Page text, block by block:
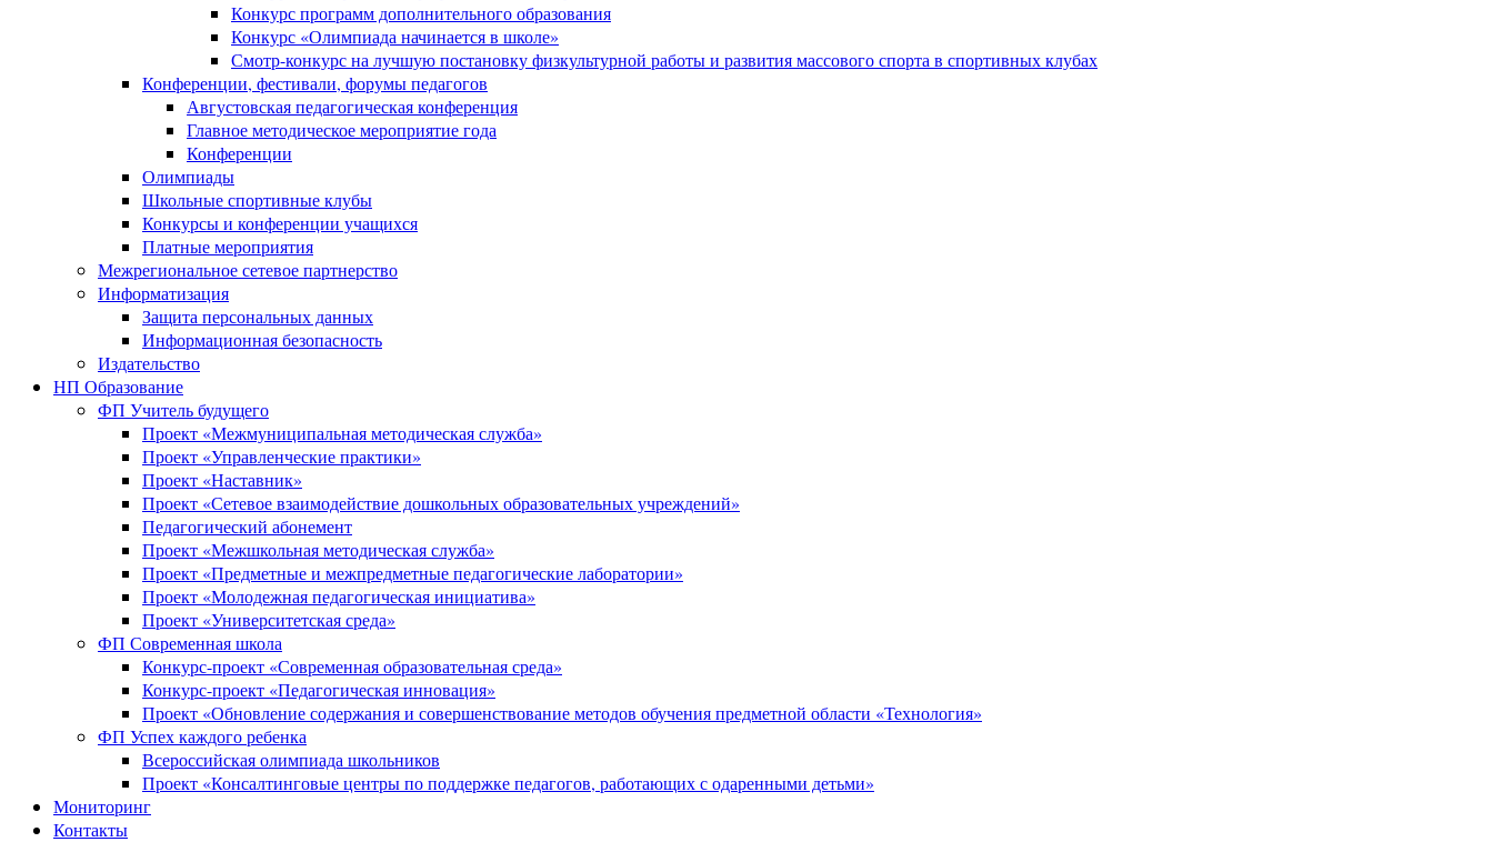
Конкурс программ дополнительного образования
Конкурс «Олимпиада начинается в школе»
Смотр-конкурс на лучшую постановку физкультурной работы и развития массового спорта в спортивных клубах
Конференции, фестивали, форумы педагогов
Августовская педагогическая конференция
Главное методическое мероприятие года
Конференции
Олимпиады
Школьные спортивные клубы
Конкурсы и конференции учащихся
Платные мероприятия
Межрегиональное сетевое партнерство
Информатизация
Защита персональных данных
Информационная безопасность
Издательство
НП Образование
ФП Учитель будущего
Проект «Межмуниципальная методическая служба»
Проект «Управленческие практики»
Проект «Наставник»
Проект «Сетевое взаимодействие дошкольных образовательных учреждений»
Педагогический абонемент
Проект «Межшкольная методическая служба»
Проект «Предметные и межпредметные педагогические лаборатории»
Проект «Молодежная педагогическая инициатива»
Проект «Университетская среда»
ФП Современная школа
Конкурс-проект «Современная образовательная среда»
Конкурс-проект «Педагогическая инновация»
Проект «Обновление содержания и совершенствование методов обучения предметной области «Технология»
ФП Успех каждого ребенка
Всероссийская олимпиада школьников
Проект «Консалтинговые центры по поддержке педагогов, работающих с одаренными детьми»
Мониторинг
Контакты